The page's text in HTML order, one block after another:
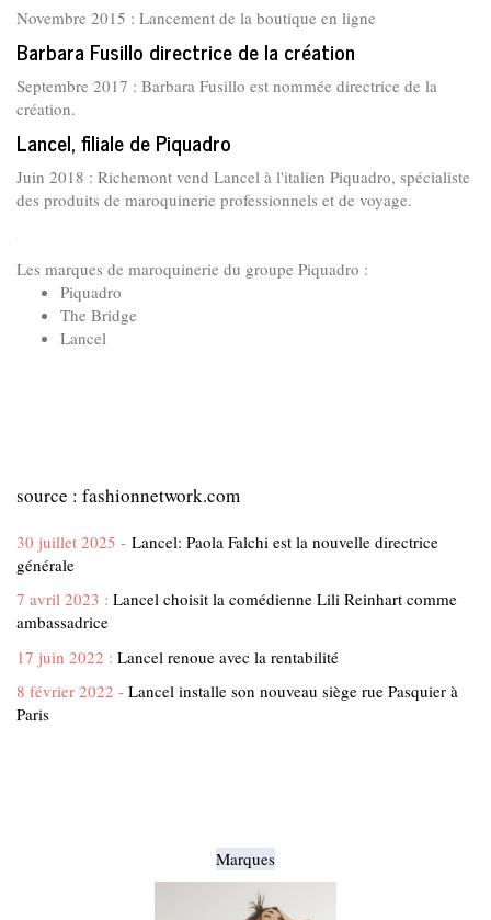
Novembre 2015 : Lancement de la boutique en ligne
Barbara Fusillo directrice de la création
Septembre 2017 : Barbara Fusillo est nommée directrice de la
création.
Lancel, filiale de Piquadro
Juin 2018 : Richemont vend Lancel à l'italien Piquadro, spécialiste
des produits de maroquinerie professionnels et de voyage.
.
Les marques de maroquinerie du groupe Piquadro :
Piquadro
The Bridge
Lancel
source : fashionnetwork.com
30 juillet 2025 - Lancel: Paola Falchi est la nouvelle directrice
générale
7 avril 2023 : Lancel choisit la comédienne Lili Reinhart comme
ambassadrice
17 juin 2022 : Lancel renoue avec la rentabilité
8 février 2022 - Lancel installe son nouveau siège rue Pasquier à
Paris
Marques